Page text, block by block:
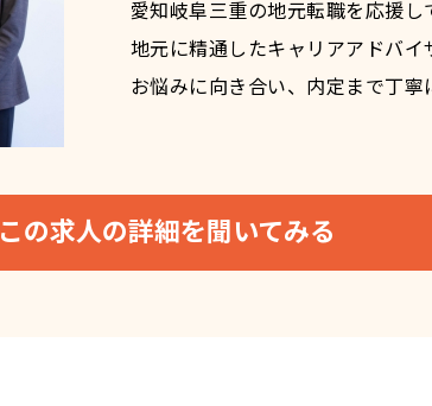
愛知岐阜三重の地元転職を応援し
地元に精通したキャリアアドバ
お悩みに向き合い、内定まで丁寧
この求人の詳細を聞いてみる